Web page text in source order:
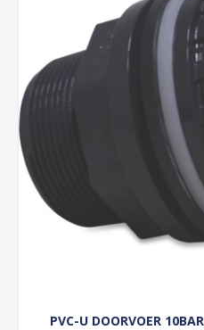
PVC-U DOORVOER